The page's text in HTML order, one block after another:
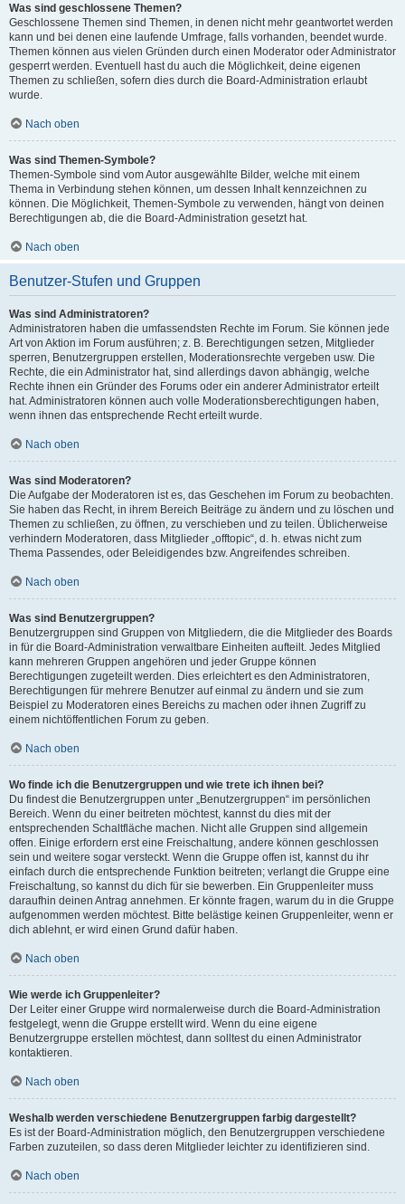
Was sind geschlossene Themen?
Geschlossene Themen sind Themen, in denen nicht mehr geantwortet werden
kann und bei denen eine laufende Umfrage, falls vorhanden, beendet wurde.
Themen können aus vielen Gründen durch einen Moderator oder Administrator
gesperrt werden. Eventuell hast du auch die Möglichkeit, deine eigenen
Themen zu schließen, sofern dies durch die Board-Administration erlaubt
wurde.
Nach oben
Was sind Themen-Symbole?
Themen-Symbole sind vom Autor ausgewählte Bilder, welche mit einem
Thema in Verbindung stehen können, um dessen Inhalt kennzeichnen zu
können. Die Möglichkeit, Themen-Symbole zu verwenden, hängt von deinen
Berechtigungen ab, die die Board-Administration gesetzt hat.
Nach oben
Benutzer-Stufen und Gruppen
Was sind Administratoren?
Administratoren haben die umfassendsten Rechte im Forum. Sie können jede
Art von Aktion im Forum ausführen; z. B. Berechtigungen setzen, Mitglieder
sperren, Benutzergruppen erstellen, Moderationsrechte vergeben usw. Die
Rechte, die ein Administrator hat, sind allerdings davon abhängig, welche
Rechte ihnen ein Gründer des Forums oder ein anderer Administrator erteilt
hat. Administratoren können auch volle Moderationsberechtigungen haben,
wenn ihnen das entsprechende Recht erteilt wurde.
Nach oben
Was sind Moderatoren?
Die Aufgabe der Moderatoren ist es, das Geschehen im Forum zu beobachten.
Sie haben das Recht, in ihrem Bereich Beiträge zu ändern und zu löschen und
Themen zu schließen, zu öffnen, zu verschieben und zu teilen. Üblicherweise
verhindern Moderatoren, dass Mitglieder „offtopic“, d. h. etwas nicht zum
Thema Passendes, oder Beleidigendes bzw. Angreifendes schreiben.
Nach oben
Was sind Benutzergruppen?
Benutzergruppen sind Gruppen von Mitgliedern, die die Mitglieder des Boards
in für die Board-Administration verwaltbare Einheiten aufteilt. Jedes Mitglied
kann mehreren Gruppen angehören und jeder Gruppe können
Berechtigungen zugeteilt werden. Dies erleichtert es den Administratoren,
Berechtigungen für mehrere Benutzer auf einmal zu ändern und sie zum
Beispiel zu Moderatoren eines Bereichs zu machen oder ihnen Zugriff zu
einem nichtöffentlichen Forum zu geben.
Nach oben
Wo finde ich die Benutzergruppen und wie trete ich ihnen bei?
Du findest die Benutzergruppen unter „Benutzergruppen“ im persönlichen
Bereich. Wenn du einer beitreten möchtest, kannst du dies mit der
entsprechenden Schaltfläche machen. Nicht alle Gruppen sind allgemein
offen. Einige erfordern erst eine Freischaltung, andere können geschlossen
sein und weitere sogar versteckt. Wenn die Gruppe offen ist, kannst du ihr
einfach durch die entsprechende Funktion beitreten; verlangt die Gruppe eine
Freischaltung, so kannst du dich für sie bewerben. Ein Gruppenleiter muss
daraufhin deinen Antrag annehmen. Er könnte fragen, warum du in die Gruppe
aufgenommen werden möchtest. Bitte belästige keinen Gruppenleiter, wenn er
dich ablehnt, er wird einen Grund dafür haben.
Nach oben
Wie werde ich Gruppenleiter?
Der Leiter einer Gruppe wird normalerweise durch die Board-Administration
festgelegt, wenn die Gruppe erstellt wird. Wenn du eine eigene
Benutzergruppe erstellen möchtest, dann solltest du einen Administrator
kontaktieren.
Nach oben
Weshalb werden verschiedene Benutzergruppen farbig dargestellt?
Es ist der Board-Administration möglich, den Benutzergruppen verschiedene
Farben zuzuteilen, so dass deren Mitglieder leichter zu identifizieren sind.
Nach oben